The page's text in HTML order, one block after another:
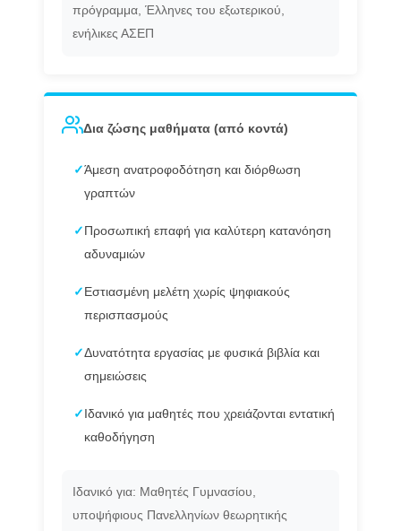
πρόγραμμα, Έλληνες του εξωτερικού,
ενήλικες ΑΣΕΠ
Δια ζώσης μαθήματα (από κοντά)
✓Άμεση ανατροφοδότηση και διόρθωση
γραπτών
✓ Προσωπική επαφή για καλύτερη κατανόηση
αδυναμιών
✓ Εστιασμένη μελέτη χωρίς ψηφιακούς
περισπασμούς
✓Δυνατότητα εργασίας με φυσικά βιβλία και
σημειώσεις
✓ Ιδανικό για μαθητές που χρειάζονται εντατική
καθοδήγηση
Ιδανικό για: Μαθητές Γυμνασίου,
υποψήφιους Πανελληνίων θεωρητικής